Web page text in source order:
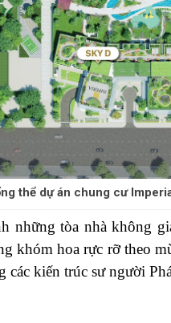
thể dự án chung cư
những tòa nhà không
khóm hoa rực rỡ theo
các kiến trúc sư người